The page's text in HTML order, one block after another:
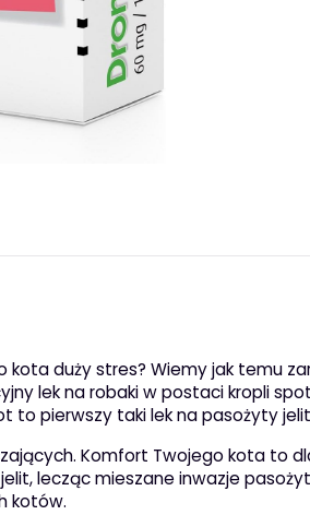
duży stres? Wiemy jak temu
lek na robaki w postaci kropli
to pierwszy taki lek na pasożyty
Komfort Twojego kota to
lecząc mieszane inwazje
kotów.